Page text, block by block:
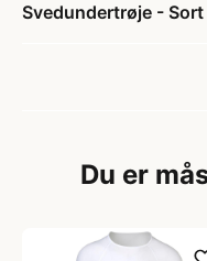
Svedundertrøje - Sort
Du er